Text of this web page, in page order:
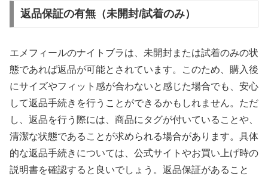
返品保証の有無（未開封/試着のみ）
エメフィールのナイトブラは、未開封または試着のみの状
態であれば返品が可能とされています。このため、購入後
にサイズやフィット感が合わないと感じた場合でも、安心
して返品手続きを行うことができるかもしれません。ただ
し、返品を行う際には、商品にタグが付いていることや、
清潔な状態であることが求められる場合があります。具体
的な返品手続きについては、公式サイトやお買い上げ時の
説明書を確認すると良いでしょう。返品保証があること